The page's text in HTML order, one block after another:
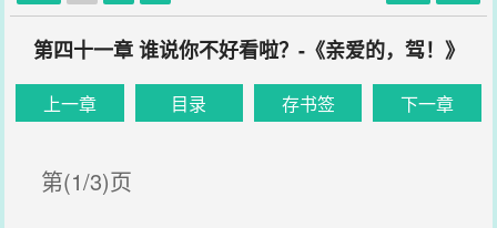
第四十一章 谁说你不好看啦？-《亲爱的，驾！》
上一章 目录 存书签 下一章
第(1/3)页